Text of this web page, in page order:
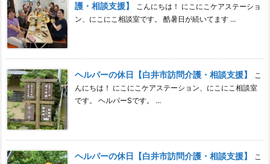
護・相談支援】
こんにちは！ にこにこケアステーショ
ン、にこにこ相談室です。 酷暑日が続いてます ...
ヘルパーの休日【白井市訪問介護・相談支援】
こ
んにちは！ にこにこケアステーション、にこにこ相談室
です。 ヘルパーSです。 ...
ヘルパーの休日【白井市訪問介護・相談支援】
こ